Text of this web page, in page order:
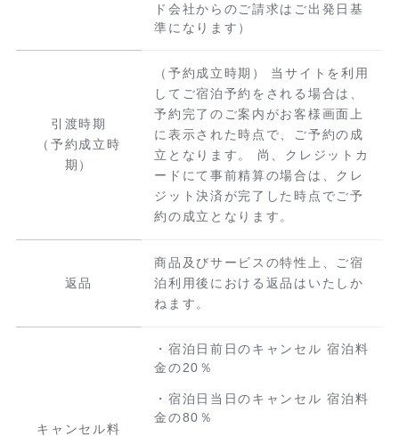
ド会社からのご請求はご出発日基
準になります）
引渡時期
（予約成立時
期）
（予約成立時期） 当サイトを利用
してご宿泊予約をされる場合は、
予約完了のご案内がお客様画面上
に表示された時点で、ご予約の成
立となります。 尚、クレジットカ
ードにて事前精算の場合は、クレ
ジット決済が完了した時点でご予
約の成立となります。
返品
商品及びサービスの特性上、ご宿
泊利用後における返品はいたしか
ねます。
キャンセル料
・宿泊日前日のキャンセル 宿泊料
金の20％
・宿泊日当日のキャンセル 宿泊料
金の80％